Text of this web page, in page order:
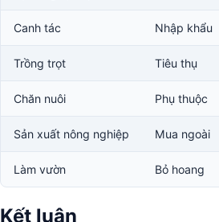
Canh tác Nhập khẩu
Trồng trọt Tiêu thụ
Chăn nuôi Phụ thuộc
Sản xuất nông nghiệp Mua ngoài
Làm vườn Bỏ hoang
Kết luận